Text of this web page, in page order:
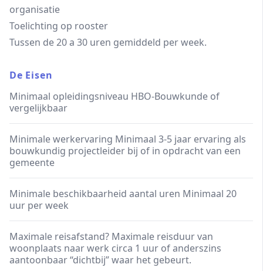
organisatie
Toelichting op rooster
Tussen de 20 a 30 uren gemiddeld per week.
De Eisen
Minimaal opleidingsniveau HBO-Bouwkunde of
vergelijkbaar
Minimale werkervaring Minimaal 3-5 jaar ervaring als
bouwkundig projectleider bij of in opdracht van een
gemeente
Minimale beschikbaarheid aantal uren Minimaal 20
uur per week
Maximale reisafstand? Maximale reisduur van
woonplaats naar werk circa 1 uur of anderszins
aantoonbaar “dichtbij” waar het gebeurt.